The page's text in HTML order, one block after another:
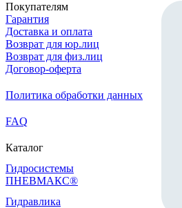
Покупателям
Гарантия
Доставка и оплата
Возврат для юр.лиц
Возврат для физ.лиц
Договор-оферта
Политика обработки данных
FAQ
Каталог
Гидросистемы
ПНЕВМАКС®
Гидравлика